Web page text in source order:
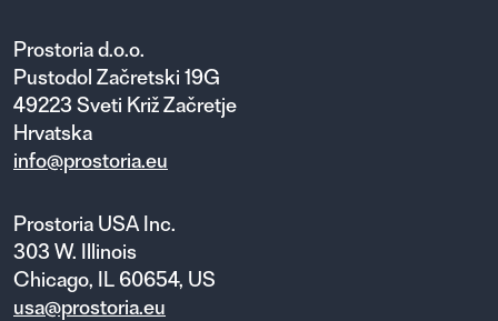
Prostoria d.o.o.
Pustodol Začretski 19G
49223 Sveti Križ Začretje
Hrvatska
info@prostoria.eu
Prostoria USA Inc.
303 W. Illinois
Chicago, IL 60654, US
usa@prostoria.eu